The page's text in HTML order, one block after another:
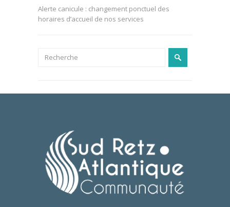
Alerte canicule : changement ponctuel des
horaires d’accueil de nos services